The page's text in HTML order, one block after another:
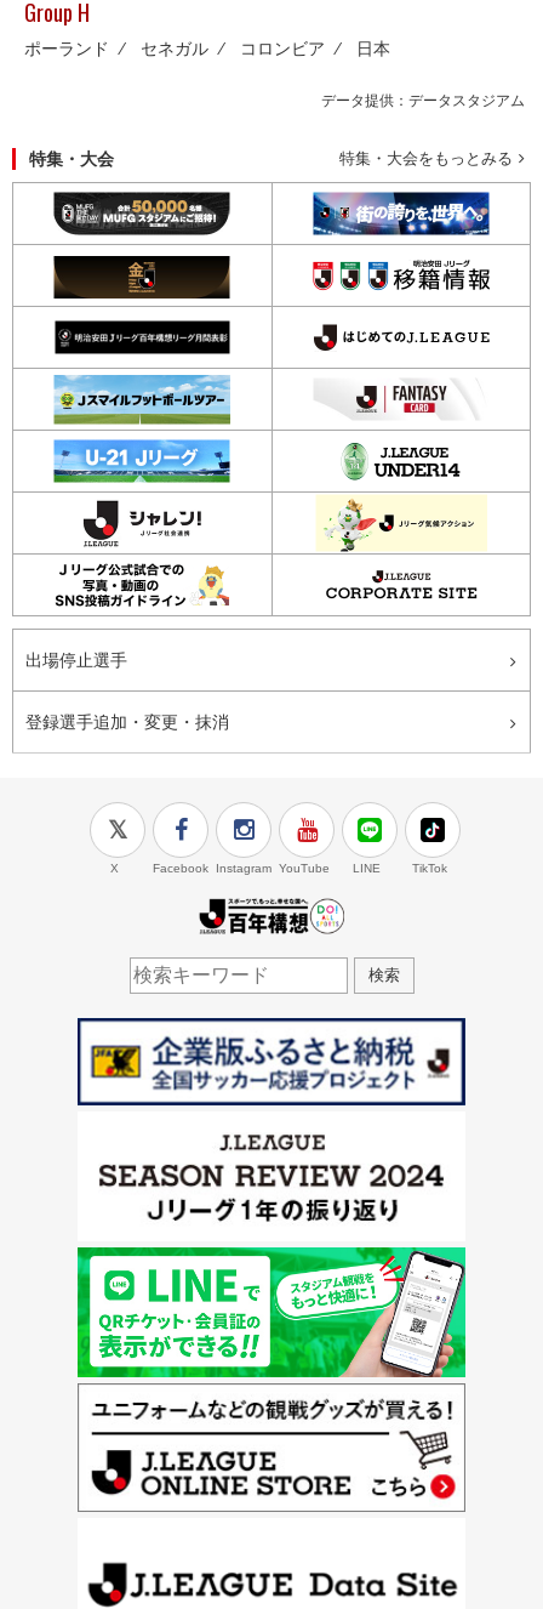
Group H
ポーランド ⁄ セネガル ⁄ コロンビア ⁄ 日本
データ提供：データスタジアム
特集・大会 特集・大会をもっとみる
出場停止選手
登録選手追加・変更・抹消
X Facebook Instagram YouTube LINE TikTok
検索